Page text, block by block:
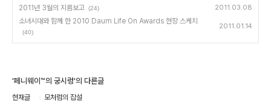
2011년 3월의 지름보고 (24) 2011.03.08
소녀시대와 함께 한 2010 Daum Life On Awards 현장 스케치
(40)
2011.01.14
'페니웨이™의 궁시렁'의 다른글
현재글 모처럼의 잡설